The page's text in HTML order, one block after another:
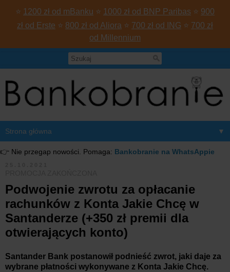
⭐ 1200 zł od mBanku ⭐ 1000 zł od BNP Paribas ⭐ 900
zł od Erste ⭐ 800 zł od Aliora ⭐ 700 zł od ING ⭐ 700 zł
od Millennium
▼
👉 Nie przegap nowości. Pomaga: Bankobranie na WhatsAppie
Podwojenie zwrotu za opłacanie
rachunków z Konta Jakie Chcę w
Santanderze (+350 zł premii dla
otwierających konto)
Santander Bank postanowił podnieść zwrot, jaki daje za
wybrane płatności wykonywane z Konta Jakie Chcę.